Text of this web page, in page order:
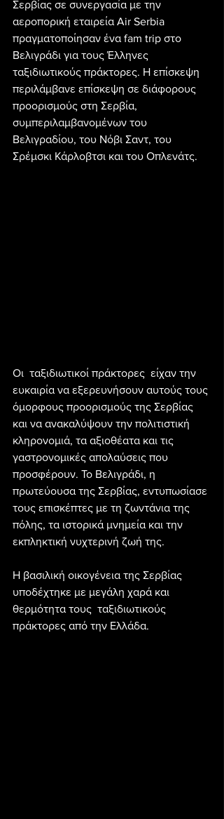
Σερβίας σε συνεργασία με την
αεροπορική εταιρεία Air Serbia
πραγματοποίησαν ένα fam trip στο
Βελιγράδι για τους Έλληνες
ταξιδιωτικούς πράκτορες. Η επίσκεψη
περιλάμβανε επίσκεψη σε διάφορους
προορισμούς στη Σερβία,
συμπεριλαμβανομένων του
Βελιγραδίου, του Νόβι Σαντ, του
Σρέμσκι Κάρλοβτσι και του Οπλενάτς.
Οι  ταξιδιωτικοί πράκτορες  είχαν την
ευκαιρία να εξερευνήσουν αυτούς τους
όμορφους προορισμούς της Σερβίας
και να ανακαλύψουν την πολιτιστική
κληρονομιά, τα αξιοθέατα και τις
γαστρονομικές απολαύσεις που
προσφέρουν. Το Βελιγράδι, η
πρωτεύουσα της Σερβίας, εντυπωσίασε
τους επισκέπτες με τη ζωντάνια της
πόλης, τα ιστορικά μνημεία και την
εκπληκτική νυχτερινή ζωή της.
Η βασιλική οικογένεια της Σερβίας
υποδέχτηκε με μεγάλη χαρά και
θερμότητα τους  ταξιδιωτικούς
πράκτορες από την Ελλάδα.